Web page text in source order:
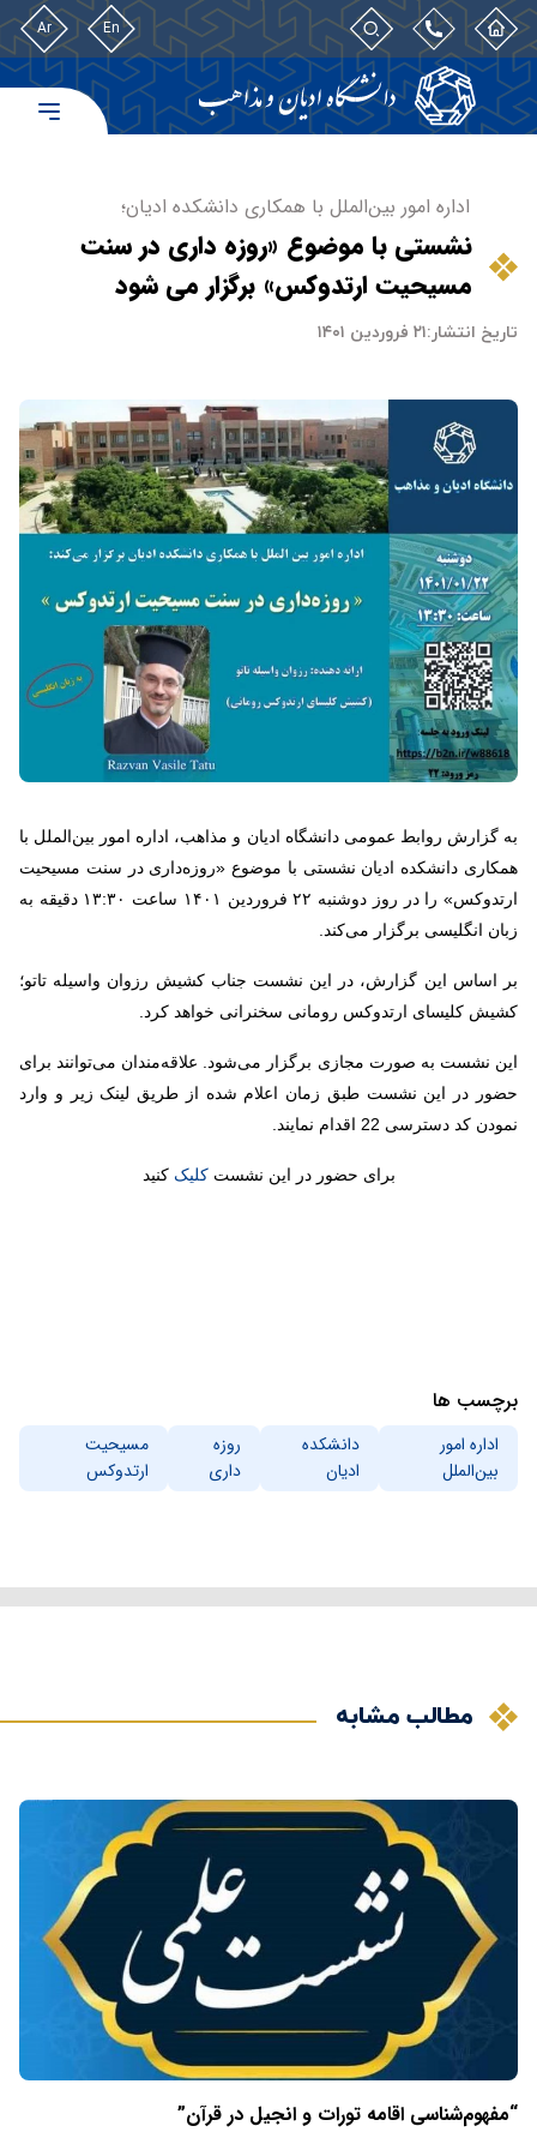
En
Ar
اداره امور بین‌الملل با همکاری دانشکده ادیان؛
نشستی با موضوع «روزه داری در سنت
مسیحیت ارتدوکس» برگزار می شود
تاریخ انتشار:۲۱ فروردین ۱۴۰۱
به گزارش روابط عمومی دانشگاه ادیان و مذاهب، اداره امور بین‌الملل با
همکاری دانشکده ادیان نشستی با موضوع «روزه‌داری در سنت مسیحیت
ارتدوکس» را در روز دوشنبه ۲۲ فروردین ۱۴۰۱ ساعت ۱۳:۳۰ دقیقه به
زبان انگلیسی برگزار می‌کند.
بر اساس این گزارش، در این نشست جناب کشیش رزوان واسیله تاتو؛
کشیش کلیسای ارتدوکس رومانی سخنرانی خواهد کرد.
این نشست به صورت مجازی برگزار می‌شود. علاقه‌مندان می‌توانند برای
حضور در این نشست‌ طبق زمان اعلام شده از طریق لینک زیر و وارد
نمودن کد دسترسی 22 اقدام نمایند.
برای حضور در این نشست کلیککنید
برچسب ها
اداره امور
بین‌الملل
دانشکده
ادیان
روزه
داری
مسیحیت
ارتدوکس
مطالب مشابه
“مفهوم‌شناسی اقامه تورات و انجیل در قرآن”